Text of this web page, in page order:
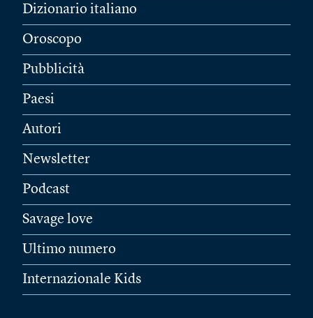
Dizionario italiano
Oroscopo
Pubblicità
Paesi
Autori
Newsletter
Podcast
Savage love
Ultimo numero
Internazionale Kids